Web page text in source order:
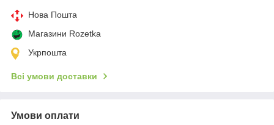
Нова Пошта
Магазини Rozetka
Укрпошта
Всі умови доставки
Умови оплати